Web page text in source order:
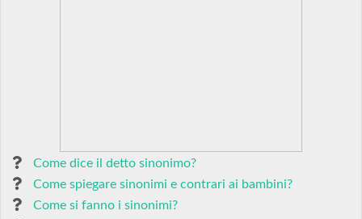
Come dice il detto sinonimo?
Come spiegare sinonimi e contrari ai bambini?
Come si fanno i sinonimi?